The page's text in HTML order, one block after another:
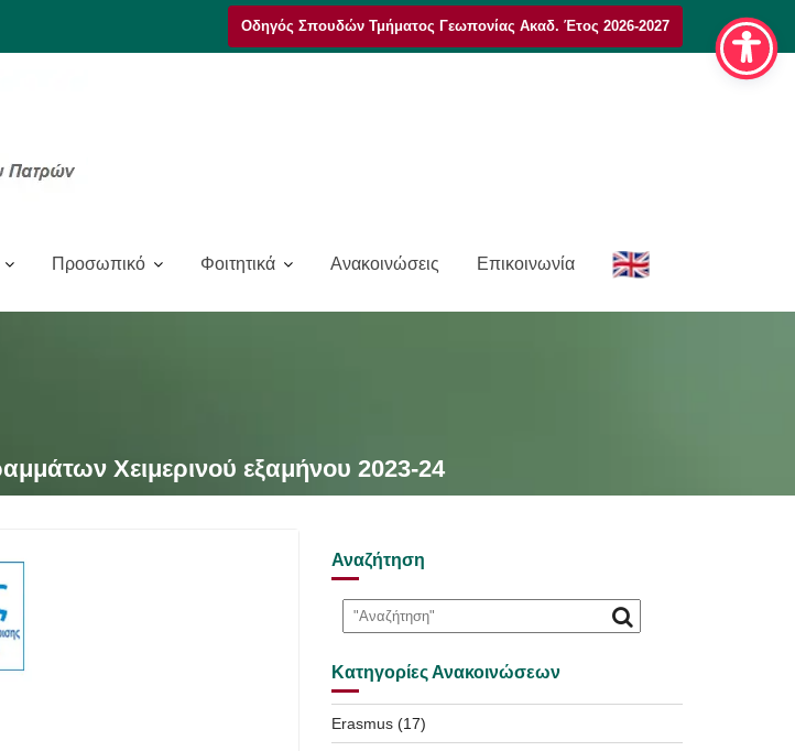
Οδηγός Σπουδών Τμήματος Γεωπονίας Ακαδ. Έτος 2026-2027
Προσωπικό Φοιτητικά Ανακοινώσεις Επικοινωνία
E
n
Χειμερινού εξαμήνου 2023-24
Αναζήτηση
Κατηγορίες Ανακοινώσεων
Erasmus(17)